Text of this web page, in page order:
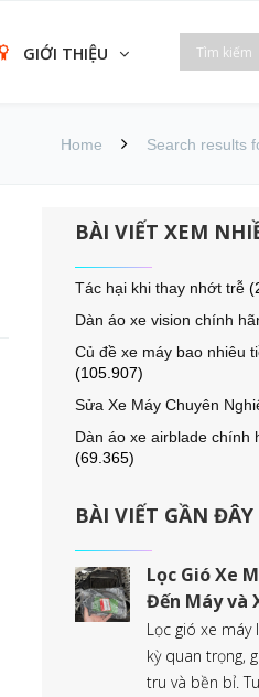
GIỚI THIỆU
Home Search results
BÀI VIẾT XEM
Tác hại khi thay nhớt trễ
Dàn áo xe vision chính
Củ đề xe máy bao nhiêu
(105.907)
Sửa Xe Máy Chuyên
Dàn áo xe airblade chính
(69.365)
BÀI VIẾT GẦN ĐÂY
Lọc Gió Xe
Đến Máy và
Lọc gió xe
kỳ quan trọng,
tru và bền bỉ.